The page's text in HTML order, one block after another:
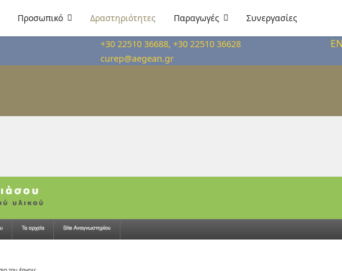
Προσωπικό Δραστηριότητες Παραγωγές Συνεργασίες
+30 22510 36688, +30 22510 36628
curep@aegean.gr